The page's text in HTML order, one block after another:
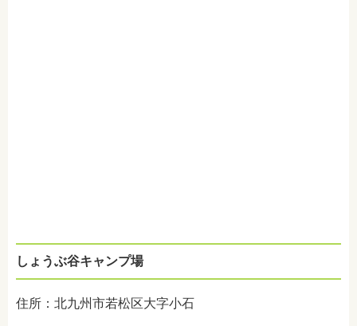
しょうぶ谷キャンプ場
住所：北九州市若松区大字小石